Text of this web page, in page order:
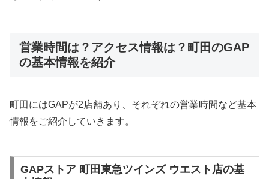
営業時間は？アクセス情報は？町田のGAP
の基本情報を紹介
町田にはGAPが2店舗あり、それぞれの営業時間など基本
情報をご紹介していきます。
GAPストア 町田東急ツインズ ウエスト店の基